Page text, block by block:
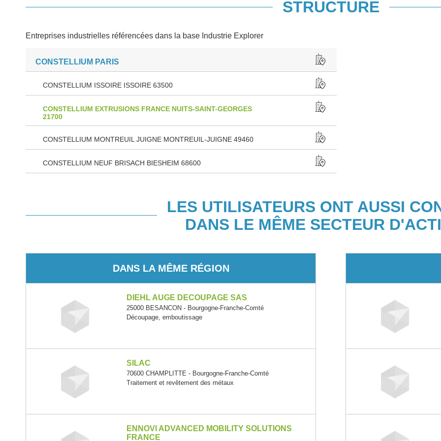
STRUCTURE
Entreprises industrielles référencées dans la base Industrie Explorer
CONSTELLIUM PARIS
CONSTELLIUM ISSOIRE ISSOIRE 63500
CONSTELLIUM EXTRUSIONS FRANCE NUITS-SAINT-GEORGES
21700
CONSTELLIUM MONTREUIL JUIGNE MONTREUIL-JUIGNE 49460
CONSTELLIUM NEUF BRISACH BIESHEIM 68600
LES UTILISATEURS ONT AUSSI
DANS LE MÊME SECTEUR
DANS LA MÊME RÉGION
DIEHL AUGE DECOUPAGE SAS
25000 BESANCON - Bourgogne-Franche-Comté
Découpage, emboutissage
SILAC
70600 CHAMPLITTE - Bourgogne-Franche-Comté
Traitement et revêtement des métaux
ENNOVI ADVANCED MOBILITY SOLUTIONS
FRANCE